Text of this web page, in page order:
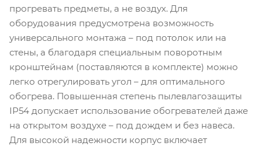
прогревать предметы, а не воздух. Для
оборудования предусмотрена возможность
универсального монтажа – под потолок или на
стены, а благодаря специальным поворотным
кронштейнам (поставляются в комплекте) можно
легко отрегулировать угол – для оптимального
обогрева. Повышенная степень пылевлагозащиты
IP54 допускает использование обогревателей даже
на открытом воздухе – под дождем и без навеса.
Для высокой надежности корпус включает